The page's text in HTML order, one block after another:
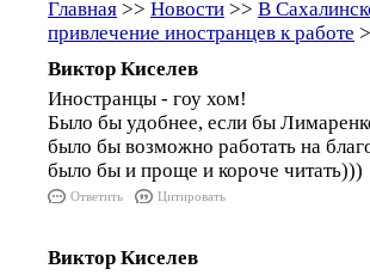
Главная >> Новости >> В
привлечение иностранцев к работе
Виктор Киселев
Иностранцы - гоу хом!
Было бы удобнее, если бы
было бы возможно работать на
было бы и проще и короче читать)))
Ответить Цитировать
Виктор Киселев